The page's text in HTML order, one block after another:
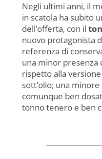
Negli ultimi anni, il
in scatola ha subito
dell’offerta, con il
nuovo protagonista
referenza di
una minor presenza
rispetto alla
sott’olio; una
comunque ben
tonno tenero e ben